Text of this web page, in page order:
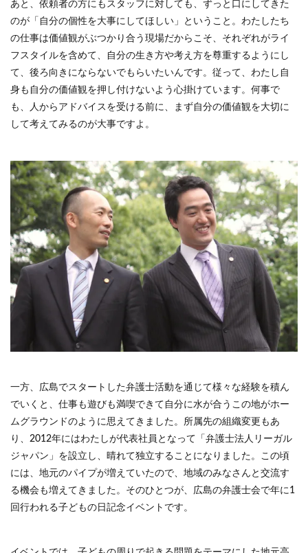
あと、依頼者の方にもスタッフに対しても、ずっと口にしてきた
のが「自分の個性を大事にしてほしい」ということ。わたしたち
の仕事は価値観がぶつかり合う現場だからこそ、それぞれがライ
フスタイルを含めて、自分の生き方や考え方を尊重するようにし
て、後ろ向きにならないでもらいたいんです。従って、わたし自
身も自分の価値観を押し付けないよう心掛けています。何事で
も、人からアドバイスを受ける前に、まず自分の価値観を大切に
して考えてみるのが大事ですよ。
一方、広島でスタートした弁護士活動を通じて様々な経験を積ん
でいくと、仕事も遊びも満喫できて自分に水が合うこの地がホー
ムグラウンドのように思えてきました。所属先の組織変更もあ
り、2012年にはわたしが代表社員となって「弁護士法人リーガル
ジャパン」を設立し、晴れて独立することになりました。この頃
には、地元のパイプが増えていたので、地域のみなさんと交流す
る機会も増えてきました。そのひとつが、広島の弁護士会で年に1
回行われる子どもの日記念イベントです。